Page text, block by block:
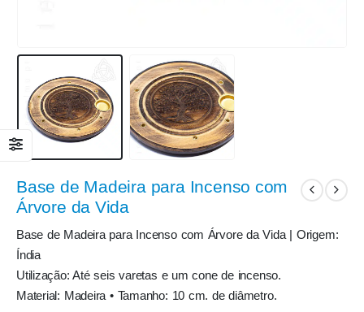
Base de Madeira para Incenso com
Árvore da Vida
Base de Madeira para Incenso com Árvore da Vida | Origem:
Índia
Utilização: Até seis varetas e um cone de incenso.
Material: Madeira • Tamanho: 10 cm. de diâmetro.